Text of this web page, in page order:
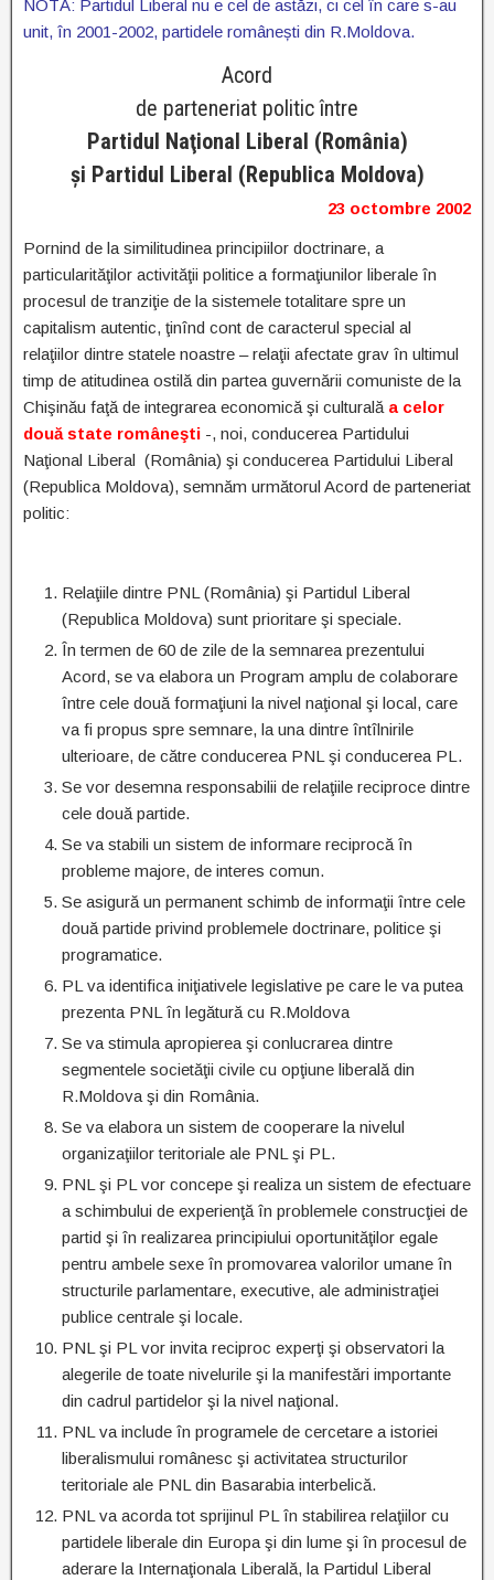
NOTĂ: Partidul Liberal nu e cel de astăzi, ci cel în care s-au
unit, în 2001-2002, partidele românești din R.Moldova.
Acord
de parteneriat politic între
Partidul Naţional Liberal (România)
şi Partidul Liberal (Republica Moldova)
23 octombre 2002
Pornind de la similitudinea principiilor doctrinare, a
particularităţilor activităţii politice a formaţiunilor liberale în
procesul de tranziţie de la sistemele totalitare spre un
capitalism autentic, ţinînd cont de caracterul special al
relaţiilor dintre statele noastre – relaţii afectate grav în ultimul
timp de atitudinea ostilă din partea guvernării comuniste de la
Chişinău faţă de integrarea economică şi culturală a celor
două state româneşti -, noi, conducerea Partidului
Naţional Liberal (România) şi conducerea Partidului Liberal
(Republica Moldova), semnăm următorul Acord de parteneriat
politic:
Relaţiile dintre PNL (România) şi Partidul Liberal
(Republica Moldova) sunt prioritare şi speciale.
În termen de 60 de zile de la semnarea prezentului
Acord, se va elabora un Program amplu de colaborare
între cele două formaţiuni la nivel naţional şi local, care
va fi propus spre semnare, la una dintre întîlnirile
ulterioare, de către conducerea PNL şi conducerea PL.
Se vor desemna responsabilii de relaţiile reciproce dintre
cele două partide.
Se va stabili un sistem de informare reciprocă în
probleme majore, de interes comun.
Se asigură un permanent schimb de informaţii între cele
două partide privind problemele doctrinare, politice şi
programatice.
PL va identifica iniţiativele legislative pe care le va putea
prezenta PNL în legătură cu R.Moldova
Se va stimula apropierea şi conlucrarea dintre
segmentele societăţii civile cu opţiune liberală din
R.Moldova şi din România.
Se va elabora un sistem de cooperare la nivelul
organizaţiilor teritoriale ale PNL şi PL.
PNL şi PL vor concepe şi realiza un sistem de efectuare
a schimbului de experienţă în problemele construcţiei de
partid şi în realizarea principiului oportunităţilor egale
pentru ambele sexe în promovarea valorilor umane în
structurile parlamentare, executive, ale administraţiei
publice centrale şi locale.
PNL şi PL vor invita reciproc experţi şi observatori la
alegerile de toate nivelurile şi la manifestări importante
din cadrul partidelor şi la nivel naţional.
PNL va include în programele de cercetare a istoriei
liberalismului românesc şi activitatea structurilor
teritoriale ale PNL din Basarabia interbelică.
PNL va acorda tot sprijinul PL în stabilirea relaţiilor cu
partidele liberale din Europa şi din lume şi în procesul de
aderare la Internaţionala Liberală, la Partidul Liberal